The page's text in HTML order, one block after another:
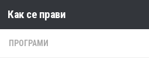
Към съдържанието
Как се прави
ПРОГРАМИ